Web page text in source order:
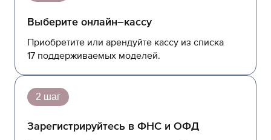
Выберите онлайн–кассу
Приобретите или арендуйте кассу из списка
17 поддерживаемых моделей.
2 шаг
Зарегистрируйтесь в ФНС и ОФД